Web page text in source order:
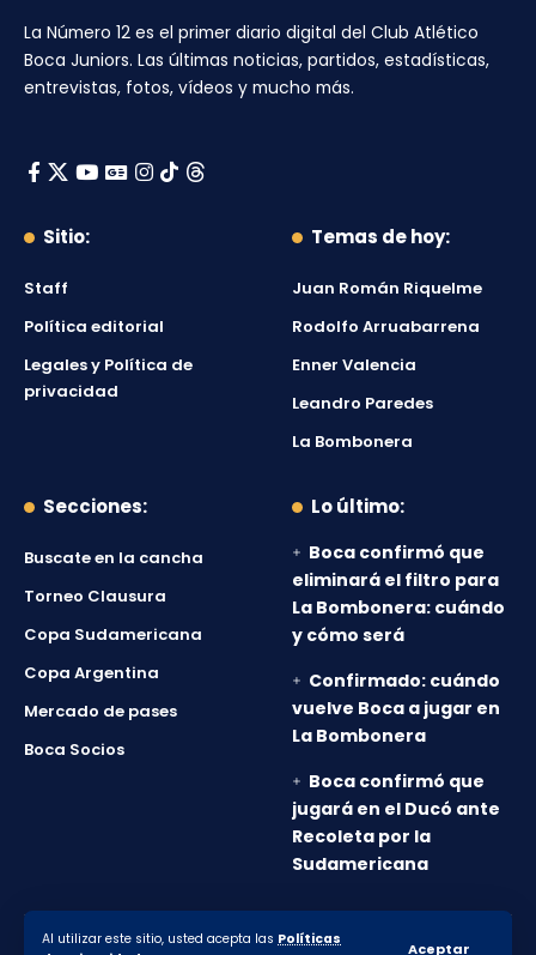
Al utilizar este sitio, usted acepta las Políticas
Aceptar
La Número 12 es el primer diario digital del Club Atlético
Boca Juniors. Las últimas noticias, partidos, estadísticas,
entrevistas, fotos, vídeos y mucho más.
Sitio:
Staff
Política editorial
Legales y Política de
privacidad
Temas de hoy:
Juan Román Riquelme
Rodolfo Arruabarrena
Enner Valencia
Leandro Paredes
La Bombonera
Secciones:
Buscate en la cancha
Torneo Clausura
Copa Sudamericana
Copa Argentina
Mercado de pases
Boca Socios
Lo último:
Boca confirmó que
eliminará el filtro para
La Bombonera: cuándo
y cómo será
Confirmado: cuándo
vuelve Boca a jugar en
La Bombonera
Boca confirmó que
jugará en el Ducó ante
Recoleta por la
Sudamericana
© 2010-2026 Lanumero12.com.ar - Todos los derechos